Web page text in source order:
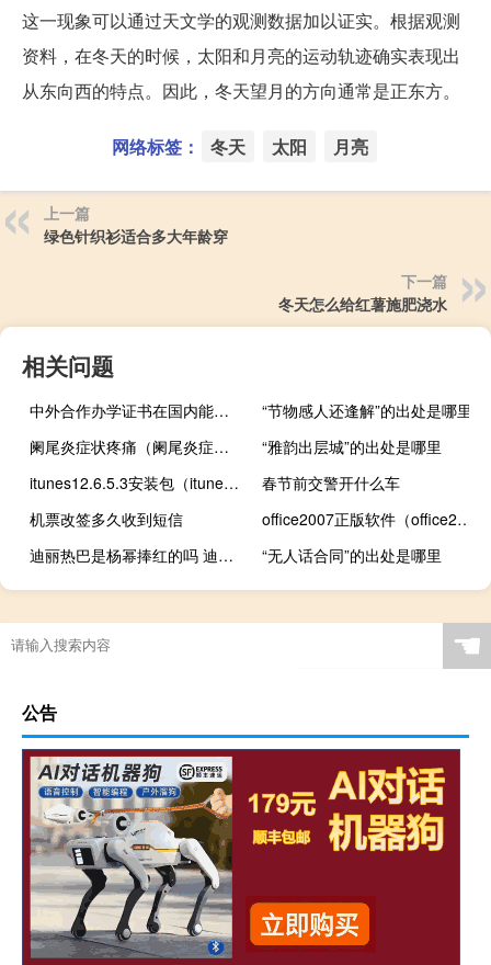
这一现象可以通过天文学的观测数据加以证实。根据观测
资料，在冬天的时候，太阳和月亮的运动轨迹确实表现出
从东向西的特点。因此，冬天望月的方向通常是正东方。
网络标签： 冬天 太阳 月亮
上一篇
绿色针织衫适合多大年龄穿
下一篇
冬天怎么给红薯施肥浇水
相关问题
中外合作办学证书在国内能上网查询吗
“节物感人还逢解”的出处是哪里
阑尾炎症状疼痛（阑尾炎症状疼痛位置图）
“雅韵出层城”的出处是哪里
itunes12.6.5.3安装包（itunes安装后打不开）
春节前交警开什么车
机票改签多久收到短信
office2007正版软件（office2007正式版）
迪丽热巴是杨幂捧红的吗 迪丽热巴被杨幂送大佬
“无人话合同”的出处是哪里
☚
公告